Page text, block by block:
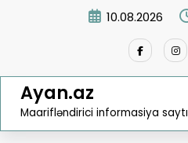
10.08.2026
Ayan.az
Maarifləndirici informasiya saytı